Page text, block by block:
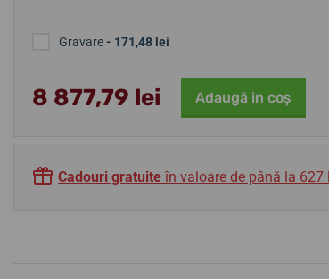
Gravare- 171,48 lei
8 877,79 lei Adaugă in coş
Cadouri gratuite în valoare de până la 627